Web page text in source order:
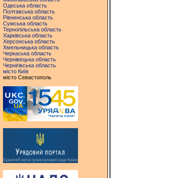
Одеська область
Полтавська область
Рівненська область
Сумська область
Тернопільська область
Харківська область
Херсонська область
Хмельницька область
Черкаська область
Чернівецька область
Чернігівська область
місто Київ
місто Севастополь